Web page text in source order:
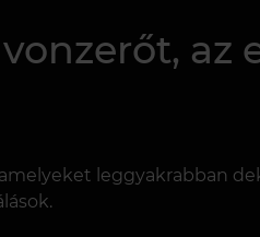
az
leggyakrabban